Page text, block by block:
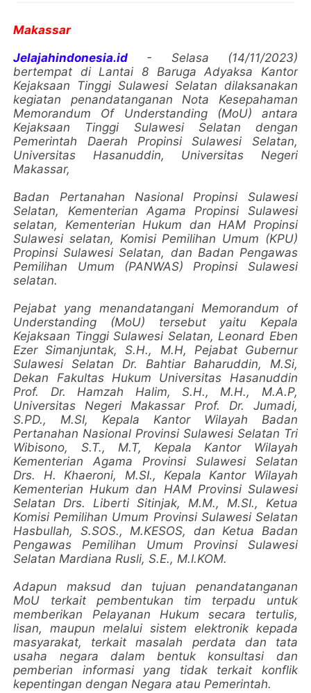
Makassar
Jelajahindonesia.id - Selasa (14/11/2023)
bertempat di Lantai 8 Baruga Adyaksa Kantor
Kejaksaan Tinggi Sulawesi Selatan dilaksanakan
kegiatan penandatanganan Nota Kesepahaman
Memorandum Of Understanding (MoU) antara
Kejaksaan Tinggi Sulawesi Selatan dengan
Pemerintah Daerah Propinsi Sulawesi Selatan,
Universitas Hasanuddin, Universitas Negeri
Makassar,
Badan Pertanahan Nasional Propinsi Sulawesi
Selatan, Kementerian Agama Propinsi Sulawesi
selatan, Kementerian Hukum dan HAM Propinsi
Sulawesi selatan, Komisi Pemilihan Umum (KPU)
Propinsi Sulawesi Selatan, dan Badan Pengawas
Pemilihan Umum (PANWAS) Propinsi Sulawesi
selatan.
Pejabat yang menandatangani Memorandum of
Understanding (MoU) tersebut yaitu Kepala
Kejaksaan Tinggi Sulawesi Selatan, Leonard Eben
Ezer Simanjuntak, S.H., M.H, Pejabat Gubernur
Sulawesi Selatan Dr. Bahtiar Baharuddin, M.Si,
Dekan Fakultas Hukum Universitas Hasanuddin
Prof. Dr. Hamzah Halim, S.H., M.H., M.A.P,
Universitas Negeri Makassar Prof. Dr. Jumadi,
S.PD., M.SI, Kepala Kantor Wilayah Badan
Pertanahan Nasional Provinsi Sulawesi Selatan Tri
Wibisono, S.T., M.T, Kepala Kantor Wilayah
Kementerian Agama Provinsi Sulawesi Selatan
Drs. H. Khaeroni, M.SI., Kepala Kantor Wilayah
Kementerian Hukum dan HAM Provinsi Sulawesi
Selatan Drs. Liberti Sitinjak, M.M., M.SI., Ketua
Komisi Pemilihan Umum Provinsi Sulawesi Selatan
Hasbullah, S.SOS., M.KESOS, dan Ketua Badan
Pengawas Pemilihan Umum Provinsi Sulawesi
Selatan Mardiana Rusli, S.E., M.I.KOM.
Adapun maksud dan tujuan penandatanganan
MoU terkait pembentukan tim terpadu untuk
memberikan Pelayanan Hukum secara tertulis,
lisan, maupun melalui sistem elektronik kepada
masyarakat, terkait masalah perdata dan tata
usaha negara dalam bentuk konsultasi dan
pemberian informasi yang tidak terkait konflik
kepentingan dengan Negara atau Pemerintah.